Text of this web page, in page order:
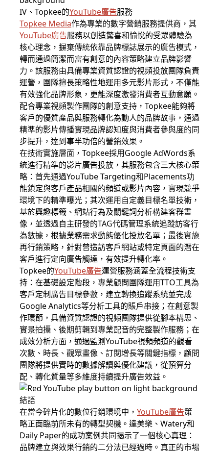
IV、Topkee的YouTube廣告服務
Topkee Media作為專業的數字營銷服務提供商，其
YouTube廣告服務以創造驚喜和愉悅的受眾體驗為
核心理念，摒棄傳統依靠品牌標誌展示的廣告模式，
轉而通過簡潔而富有創意的內容策略建立品牌影響
力。該服務由具備專業資質認證的視頻投放團隊負責
運營，團隊擅長策略性地運用多元影片形式，不僅能
有效強化品牌形象，更能深度激發消費者互動意願。
配合專業視頻製作團隊的創意支持，Topkee能夠將
客戶的優質產品與服務轉化為動人的品牌故事，通過
精準的影片傳播實現品牌認知度與消費者參與度的同
步提升，達到事半功倍的營銷效果。
在技術實施層面，Topkee採用Google AdWords系
統進行精準的影片廣告投放，其服務包含三大核心策
略：首先通過YouTube Targeting和Placements功
能鎖定與客戶產品相關的頻道或影片內容，實現競爭
環境下的精準曝光；其次運用自定義目標名單技術，
基於興趣標籤、網站行為及關鍵詞分析構建客群畫
像，並透過自主研發的TAG代碼管理系統追蹤訪客行
為數據，根據業務需求動態優化投放名單；最後實施
再行銷策略，針對曾造訪客戶網站或特定頁面的潛在
客戶進行定向廣告觸達，有效提升轉化率。
Topkee的YouTube廣告運營服務涵蓋全流程技術支
持：在基礎設定階段，專業顧問團隊運用TTO工具為
客戶定制廣告目標參數，建立轉換追蹤系統並完成
Google Analytics等分析工具的賬戶串接；在創意製
作環節，具備資質認證的視頻團隊提供從腳本構思、
實景拍攝、後期剪輯到專業配音的完整製作服務；在
成效分析方面，通過監測YouTube視頻頻道的觀看
次數、時長、觀眾畫像、訂閱增長等關鍵指標，顧問
團隊將提供實時的數據解讀與優化建議，從預算分
配、轉化質量等多維度持續提升廣告效益。
結語
在當今碎片化的數位行銷環境中， YouTube廣告策
略正面臨前所未有的轉型契機。達美樂、Watery和
Daily Paper的成功案例共同揭示了一個核心真理：
品牌建立與效果行銷的二分法已經過時。真正的市場